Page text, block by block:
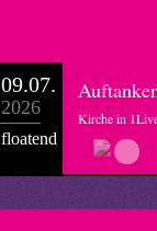
09.07.
2026
floatend
Kirche in